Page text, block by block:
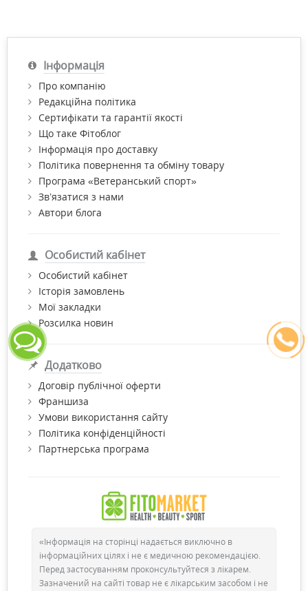
Інформація
Про компанію
Редакційна політика
Сертифікати та гарантії якості
Що таке Фітоблог
Інформація про доставку
Політика повернення та обміну товару
Програма «Ветеранський спорт»
Зв’язатися з нами
Автори блога
Особистий кабінет
Особистий кабінет
Історія замовлень
Мої закладки
Розсилка новин
Додатково
Договір публічної оферти
Франшиза
Умови використання сайту
Політика конфіденційності
Партнерська програма
«Інформація на сторінці надається виключно в
інформаційних цілях і не є медичною рекомендацією.
Перед застосуванням проконсультуйтеся з лікарем.
Зазначений на сайті товар не є лікарським засобом і не